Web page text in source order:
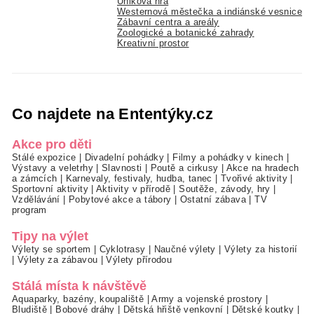
Westernová městečka a indiánské vesnice
Zábavní centra a areály
Zoologické a botanické zahrady
Kreativní prostor
Co najdete na Ententýky.cz
Akce pro děti
Stálé expozice | Divadelní pohádky | Filmy a pohádky v kinech |
Výstavy a veletrhy|Slavnosti | Poutě a cirkusy | Akce na hradech
a zámcích | Karnevaly, festivaly, hudba, tanec | Tvořivé aktivity |
Sportovní aktivity|Aktivity v přírodě |Soutěže, závody, hry |
Vzdělávání | Pobytové akce a tábory | Ostatní zábava |TV
program
Tipy na výlet
Výlety se sportem | Cyklotrasy | Naučné výlety | Výlety za historií
| Výlety za zábavou |Výlety přírodou
Stálá místa k návštěvě
Aquaparky, bazény, koupaliště |Army a vojenské prostory |
Bludiště | Bobové dráhy | Dětská hřiště venkovní | Dětské koutky |